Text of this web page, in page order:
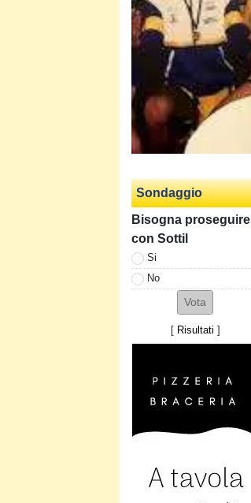
Sondaggio
Bisogna proseguire
con Sottil
Si
No
[ Risultati ]